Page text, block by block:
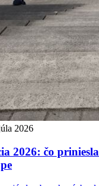
2026
2026: čo